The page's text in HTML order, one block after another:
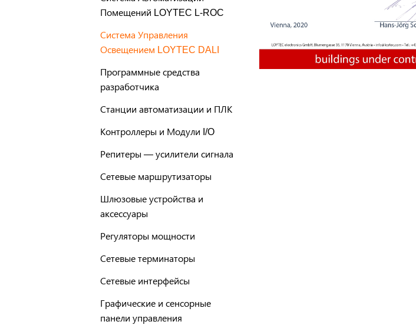
Помещений LOYTEC L-ROC
Система Управления
Освещением LOYTEC DALI
Программные средства
разработчика
Станции автоматизации и ПЛК
Контроллеры и Модули I/O
Репитеры — усилители сигнала
Сетевые маршрутизаторы
Шлюзовые устройства и
аксессуары
Регуляторы мощности
Сетевые терминаторы
Сетевые интерфейсы
Графические и сенсорные
панели управления